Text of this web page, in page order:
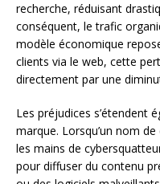
recherche, réduisant
conséquent, le trafic
modèle économique
clients via le web, cette
directement par une
Les préjudices s’étendent
marque. Lorsqu’un nom
les mains de
pour diffuser du contenu